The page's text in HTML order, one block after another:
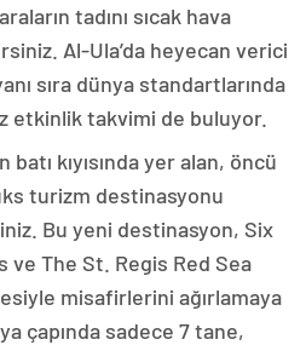
tadını sıcak hava
Al-Ula’da heyecan verici
sıra dünya standartlarında
etkinlik takvimi de buluyor.
batı kıyısında yer alan, öncü
turizm destinasyonu
Bu yeni destinasyon, Six
The St. Regis Red Sea
misafirlerini ağırlamaya
çapında sadece 7 tane,